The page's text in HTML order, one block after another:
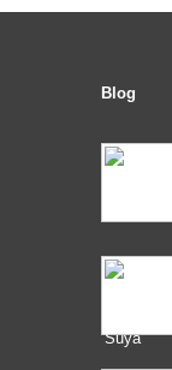
Blog